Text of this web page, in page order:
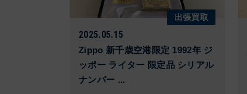
出張買取
2025.05.15
Zippo 新千歳空港限定 1992年 ジ
ッポー ライター 限定品 シリアル
ナンバー ...